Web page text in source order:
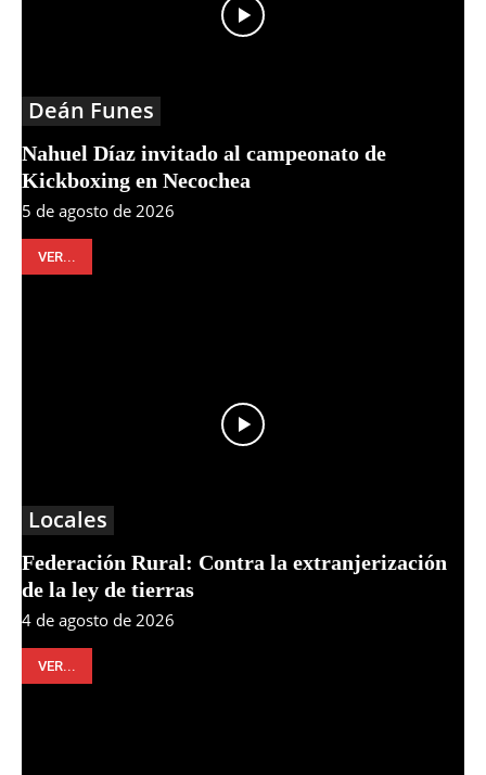
Deán Funes
Nahuel Díaz invitado al campeonato de
Kickboxing en Necochea
5 de agosto de 2026
VER...
Locales
Federación Rural: Contra la extranjerización
de la ley de tierras
4 de agosto de 2026
VER...